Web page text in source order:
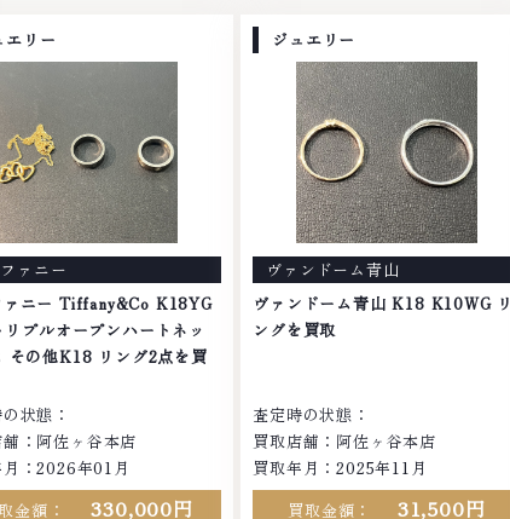
エリー
ァニー
ァニー Tiffany&Co K18YG
プルオープンハートネッ
その他K18 リング2点を買
状態：
：阿佐ヶ谷本店
月：2026年01月
金額：
330,000円
ジュエリー
ヴァンドーム青山
ヴァンドーム青山 K18 K10WG リ
ングを買取
査定時の状態：
買取店舗：阿佐ヶ谷本店
買取年月：2025年11月
買取金額：
31,500円